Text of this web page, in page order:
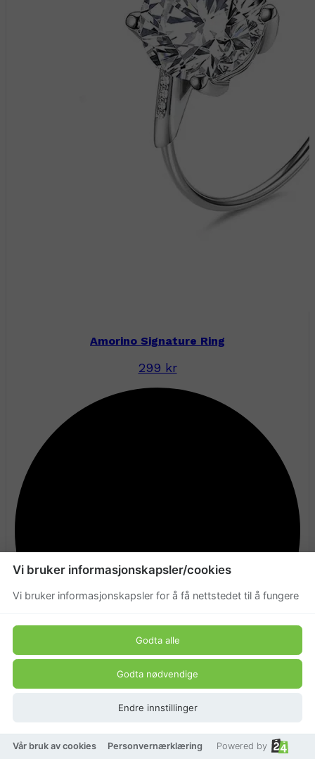
Amorino Signature Ring
299 kr
På lager
Vi bruker informasjonskapsler/cookies
Vi bruker informasjonskapsler for å få nettstedet til å fungere
Godta alle
Godta nødvendige
Endre innstillinger
Vår bruk av cookies Personvernærklæring Powered by